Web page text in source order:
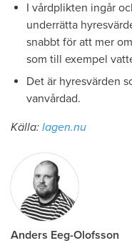
I vårdplikten ingår
underrätta
snabbt för att mer
som till exempel
Det är hyresvärden
vanvårdad.
Källa: lagen.nu
Anders Eeg-Olofsson